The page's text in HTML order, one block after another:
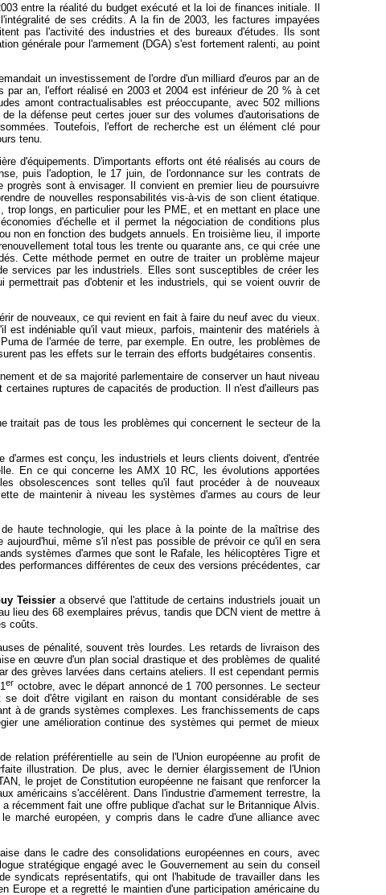
entre la réalité du budget exécuté et la loi de finances initiale. Il
de ses crédits. A la fin de 2003, les factures impayées
pas l'activité des industries et des bureaux d'études. Ils sont
générale pour l'armement (DGA) s'est fortement ralenti, au point
un investissement de l'ordre d'un milliard d'euros par an de
par an, l'effort réalisé en 2003 et 2004 est inférieur de 20 % à cet
amont contractualisables est préoccupante, avec 502 millions
la défense peut certes jouer sur des volumes d'autorisations de
Toutefois, l'effort de recherche est un élément clé pour
tenu.
d'équipements. D'importants efforts ont été réalisés au cours de
puis l'adoption, le 17 juin, de l'ordonnance sur les contrats de
sont à envisager. Il convient en premier lieu de poursuivre
de nouvelles responsabilités vis-à-vis de son client étatique.
longs, en particulier pour les PME, et en mettant en place une
d'échelle et il permet la négociation de conditions plus
non en fonction des budgets annuels. En troisième lieu, il importe
total tous les trente ou quarante ans, ce qui crée une
Cette méthode permet en outre de traiter un problème majeur
services par les industriels. Elles sont susceptibles de créer les
permettrait pas d'obtenir et les industriels, qui se voient ouvrir de
de nouveaux, ce qui revient en fait à faire du neuf avec du vieux.
est indéniable qu'il vaut mieux, parfois, maintenir des matériels à
de l'armée de terre, par exemple. En outre, les problèmes de
pas les effets sur le terrain des efforts budgétaires consentis.
et de sa majorité parlementaire de conserver un haut niveau
ruptures de capacités de production. Il n'est d'ailleurs pas
traitait pas de tous les problèmes qui concernent le secteur de la
d'armes est conçu, les industriels et leurs clients doivent, d'entrée
En ce qui concerne les AMX 10 RC, les évolutions apportées
obsolescences sont telles qu'il faut procéder à de nouveaux
de maintenir à niveau les systèmes d'armes au cours de leur
haute technologie, qui les place à la pointe de la maîtrise des
même s'il n'est pas possible de prévoir ce qu'il en sera
systèmes d'armes que sont le Rafale, les hélicoptères Tigre et
performances différentes de ceux des versions précédentes, car
Teissiera observé que l'attitude de certains industriels jouait un
lieu des 68 exemplaires prévus, tandis que DCN vient de mettre à
coûts.
de pénalité, souvent très lourdes. Les retards de livraison des
en œuvre d'un plan social drastique et des problèmes de qualité
des grèves larvées dans certains ateliers. Il est cependant permis
er octobre, avec le départ annoncé de 1 700 personnes. Le secteur
doit d'être vigilant en raison du montant considérable de ses
à de grands systèmes complexes. Les franchissements de caps
une amélioration continue des systèmes qui permet de mieux
relation préférentielle au sein de l'Union européenne au profit de
illustration. De plus, avec le dernier élargissement de l'Union
le projet de Constitution européenne ne faisant que renforcer la
américains s'accélèrent. Dans l'industrie d'armement terrestre, la
récemment fait une offre publique d'achat sur le Britannique Alvis.
marché européen, y compris dans le cadre d'une alliance avec
dans le cadre des consolidations européennes en cours, avec
stratégique engagé avec le Gouvernement au sein du conseil
syndicats représentatifs, qui ont l'habitude de travailler dans les
Europe et a regretté le maintien d'une participation américaine du